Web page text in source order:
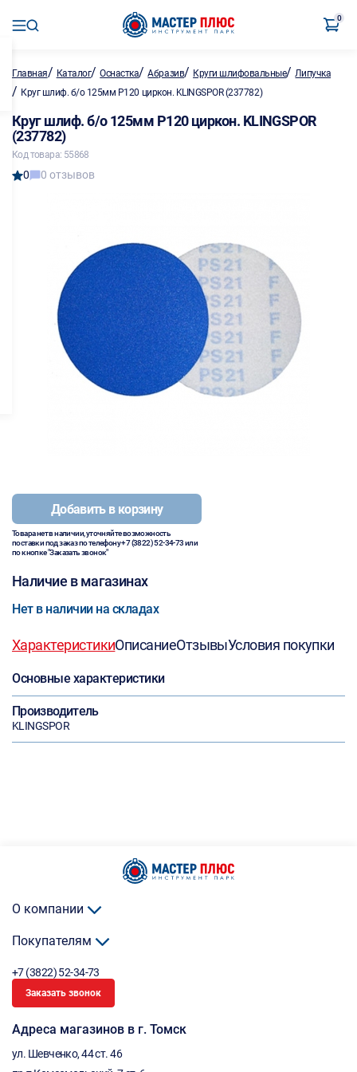
0
Главная/ Каталог/Оснастка/Абразив/ Круги шлифовальные/Липучка
/ Круг шлиф. б/о 125мм P120 циркон. KLINGSPOR (237782)
Круг шлиф. б/о 125мм P120 циркон. KLINGSPOR
(237782)
Код товара: 55868
0 0 отзывов
Добавить в корзину
Товара нет в наличии, уточняйте возможность
поставки под заказ по телефону+7 (3822) 52-34-73или
по кнопке "Заказать звонок"
Наличие в магазинах
Нет в наличии на складах
ХарактеристикиОписаниеОтзывыУсловия покупки
Основные характеристики
Производитель
KLINGSPOR
О компании
Покупателям
+7 (3822) 52-34-73
Заказать звонок
Адреса магазинов в г. Томск
ул. Шевченко, 44 ст. 46